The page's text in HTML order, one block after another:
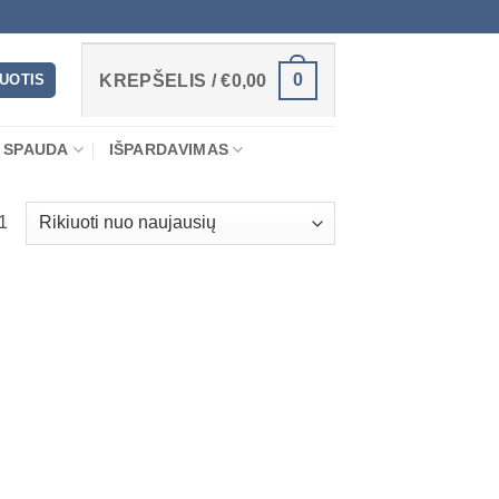
KREPŠELIS /€0,00 0
IŠPARDAVIMAS